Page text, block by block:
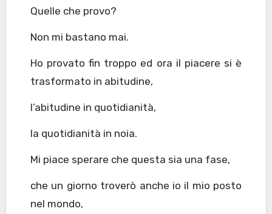
Quelle che provo?
Non mi bastano mai.
Ho provato fin troppo ed ora il piacere si è
trasformato in abitudine,
l’abitudine in quotidianità,
la quotidianità in noia.
Mi piace sperare che questa sia una fase,
che un giorno troverò anche io il mio posto
nel mondo,